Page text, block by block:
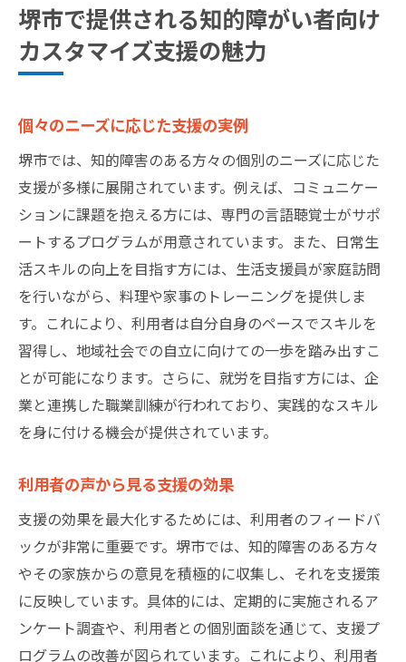
堺市で提供される知的障がい者向け
カスタマイズ支援の魅力
個々のニーズに応じた支援の実例
堺市では、知的障害のある方々の個別のニーズに応じた
支援が多様に展開されています。例えば、コミュニケー
ションに課題を抱える方には、専門の言語聴覚士がサポ
ートするプログラムが用意されています。また、日常生
活スキルの向上を目指す方には、生活支援員が家庭訪問
を行いながら、料理や家事のトレーニングを提供しま
す。これにより、利用者は自分自身のペースでスキルを
習得し、地域社会での自立に向けての一歩を踏み出すこ
とが可能になります。さらに、就労を目指す方には、企
業と連携した職業訓練が行われており、実践的なスキル
を身に付ける機会が提供されています。
利用者の声から見る支援の効果
支援の効果を最大化するためには、利用者のフィードバ
ックが非常に重要です。堺市では、知的障害のある方々
やその家族からの意見を積極的に収集し、それを支援策
に反映しています。具体的には、定期的に実施されるア
ンケート調査や、利用者との個別面談を通じて、支援プ
ログラムの改善が図られています。これにより、利用者